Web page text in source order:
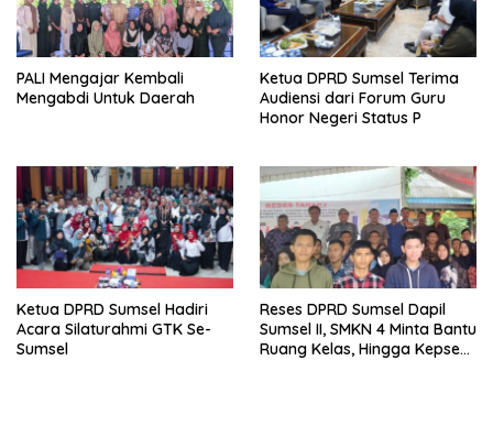
PALI Mengajar Kembali
Mengabdi Untuk Daerah
Ketua DPRD Sumsel Terima
Audiensi dari Forum Guru
Honor Negeri Status P
Ketua DPRD Sumsel Hadiri
Acara Silaturahmi GTK Se-
Sumsel
Reses DPRD Sumsel Dapil
Sumsel II, SMKN 4 Minta Bantu
Ruang Kelas, Hingga Kepsek